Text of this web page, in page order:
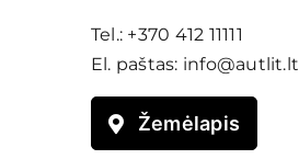
Tel.: +370 412 11111
El. paštas: info@autlit.lt
Žemėlapis